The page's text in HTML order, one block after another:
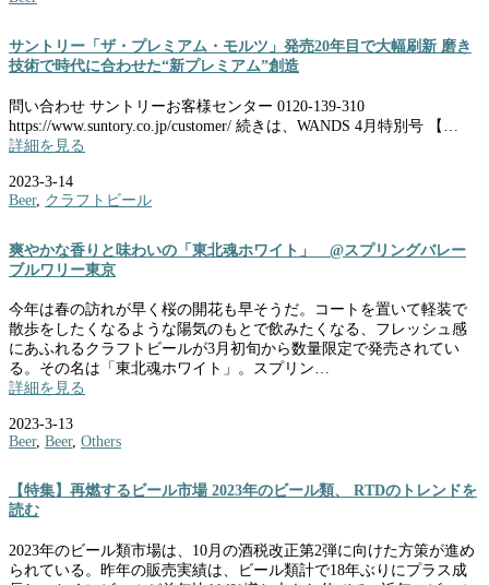
サントリー「ザ・プレミアム・モルツ」発売20年目で大幅刷新 磨き
技術で時代に合わせた“新プレミアム”創造
問い合わせ サントリーお客様センター 0120-139-310
https://www.suntory.co.jp/customer/ 続きは、WANDS 4月特別号 【…
詳細を見る
2023-3-14
Beer, クラフトビール
爽やかな香りと味わいの「東北魂ホワイト」 @スプリングバレー
ブルワリー東京
今年は春の訪れが早く桜の開花も早そうだ。コートを置いて軽装で
散歩をしたくなるような陽気のもとで飲みたくなる、フレッシュ感
にあふれるクラフトビールが3月初旬から数量限定で発売されてい
る。その名は「東北魂ホワイト」。スプリン…
詳細を見る
2023-3-13
Beer, Beer, Others
【特集】再燃するビール市場 2023年のビール類、 RTDのトレンドを
読む
2023年のビール類市場は、10月の酒税改正第2弾に向けた方策が進め
られている。昨年の販売実績は、ビール類計で18年ぶりにプラス成